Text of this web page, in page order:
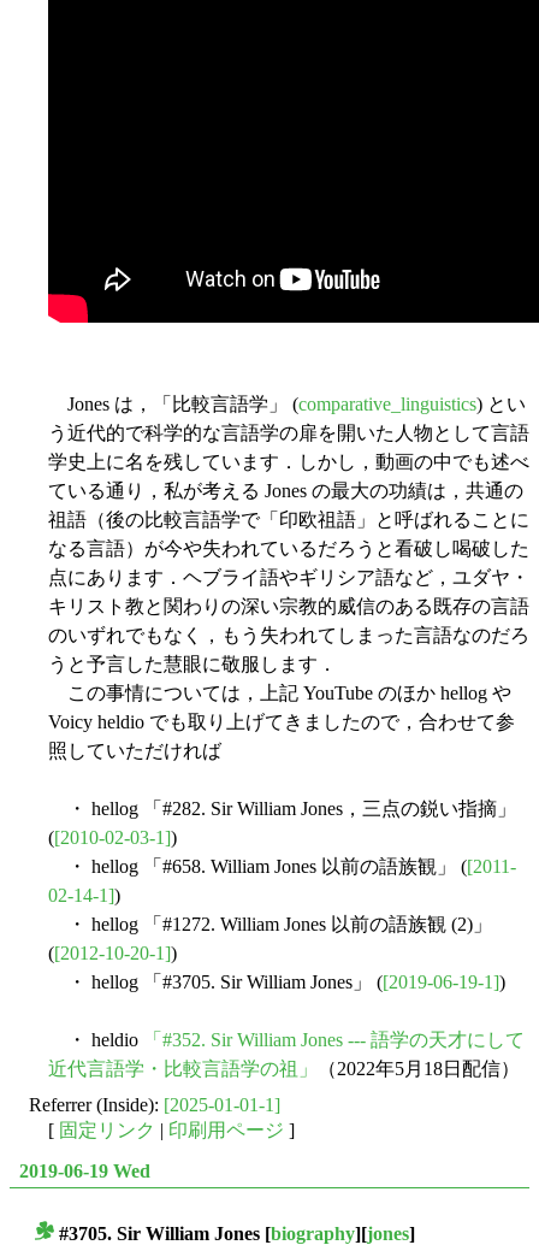
Jones は，「比較言語学」 (comparative_linguistics) とい
う近代的で科学的な言語学の扉を開いた人物として言語
学史上に名を残しています．しかし，動画の中でも述べ
ている通り，私が考える Jones の最大の功績は，共通の
祖語（後の比較言語学で「印欧祖語」と呼ばれることに
なる言語）が今や失われているだろうと看破し喝破した
点にあります．ヘブライ語やギリシア語など，ユダヤ・
キリスト教と関わりの深い宗教的威信のある既存の言語
のいずれでもなく，もう失われてしまった言語なのだろ
うと予言した慧眼に敬服します．
この事情については，上記 YouTube のほか hellog や
Voicy heldio でも取り上げてきましたので，合わせて参
照していただければ
・ hellog 「#282. Sir William Jones，三点の鋭い指摘」
([2010-02-03-1])
・ hellog 「#658. William Jones 以前の語族観」 ([2011-
02-14-1])
・ hellog 「#1272. William Jones 以前の語族観 (2)」
([2012-10-20-1])
・ hellog 「#3705. Sir William Jones」 ([2019-06-19-1])
・ heldio
「#352. Sir William Jones --- 語学の天才にして
近代言語学・比較言語学の祖」
（2022年5月18日配信）
Referrer (Inside): [2025-01-01-1]
[ 固定リンク | 印刷用ページ ]
2019-06-19 Wed
#3705. Sir William Jones [biography][jones]